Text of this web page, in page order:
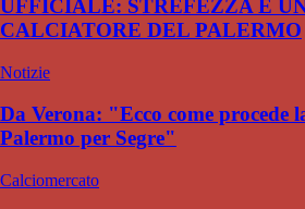
UFFICIALE: STREFEZZA È
CALCIATORE DEL PALERMO
Notizie
Da Verona: "Ecco come procede
Palermo per Segre"
Calciomercato